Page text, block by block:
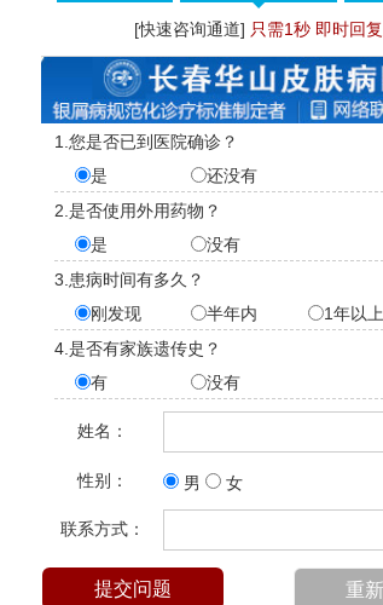
[快速咨询通道] 只需1秒 即时回复
1.您是否已到医院确诊？
是
还没有
2.是否使用外用药物？
是
没有
3.患病时间有多久？
刚发现
半年内
1年以上
4.是否有家族遗传史？
有
没有
姓名：
性别： 男 女
联系方式：